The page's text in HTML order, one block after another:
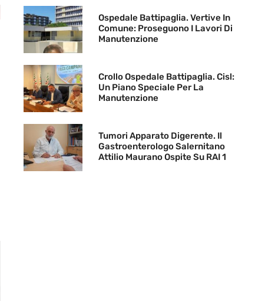
Ospedale Battipaglia. Vertive In
Comune: Proseguono I Lavori Di
Manutenzione
Crollo Ospedale Battipaglia. Cisl:
Un Piano Speciale Per La
Manutenzione
Tumori Apparato Digerente. Il
Gastroenterologo Salernitano
Attilio Maurano Ospite Su RAI 1